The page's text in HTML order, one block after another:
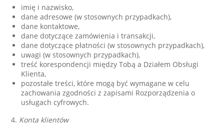
imię i nazwisko,
dane adresowe (w stosownych przypadkach),
dane kontaktowe,
dane dotyczące zamówienia i transakcji,
dane dotyczące płatności (w stosownych przypadkach),
uwagi (w stosownych przypadkach),
treść korespondencji między Tobą a Działem Obsługi
Klienta,
pozostałe treści, które mogą być wymagane w celu
zachowania zgodności z zapisami Rozporządzenia o
usługach cyfrowych.
4. Konta klientów